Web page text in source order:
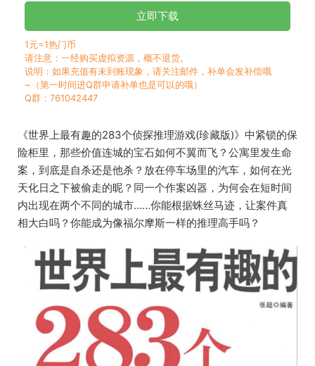
立即下载
1元=1热门币
请注意：一经购买虚拟资源，概不退货。
说明：如果充值有未到账现象，请关注邮件，补单会发补偿哦
~（第一时间进Q群申请补单也是可以的哦）
Q群：761042447
《世界上最有趣的283个侦探推理游戏(珍藏版)》中紧锁的保
险柜里，那些价值连城的宝石如何不翼而飞？公寓里发生命
案，到底是自杀还是他杀？放在停车场里的汽车，如何在光
天化日之下被偷走的昵？同一个作案凶器，为何会在短时间
内出现在两个不同的城市……你能根据蛛丝马迹，让案件真
相大白吗？你能成为像福尔摩斯一样的推理高手吗？